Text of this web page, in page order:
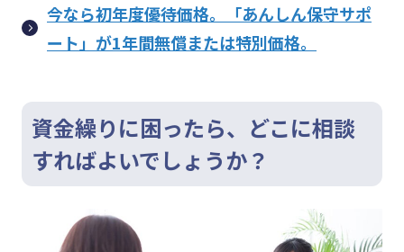
今なら初年度優待価格。「あんしん保守サポ
ート」が1年間無償または特別価格。
資金繰りに困ったら、どこに相談
すればよいでしょうか？